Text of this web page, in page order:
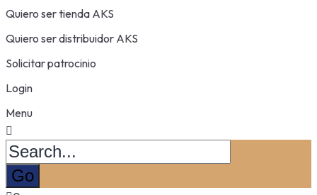
Quiero ser tienda AKS
Quiero ser distribuidor AKS
Solicitar patrocinio
Login
Menu